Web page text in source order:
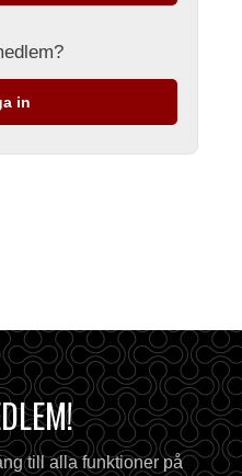
in
till alla funktioner på